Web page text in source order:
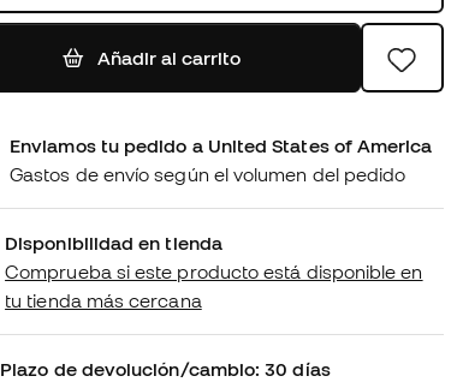
Añadir al carrito
Enviamos tu pedido a United States of America
Gastos de envío según el volumen del pedido
Disponibilidad en tienda
Comprueba si este producto está disponible en
tu tienda más cercana
Plazo de devolución/cambio: 30 días